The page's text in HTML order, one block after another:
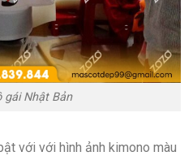
gái Nhật Bản
với với hình ảnh kimono màu